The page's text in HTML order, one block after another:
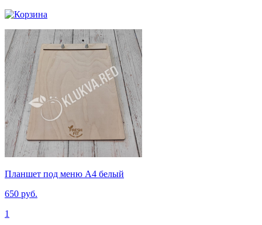
Планшет под меню А4 белый
650 руб.
1